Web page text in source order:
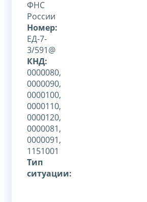
ФНС
России
Номер:
ЕД-7-
3/591@
КНД:
0000080,
0000090,
0000100,
0000110,
0000120,
0000081,
0000091,
1151001
Тип
ситуации: